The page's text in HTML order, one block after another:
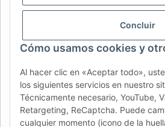
Concluir
Cómo usamos cookies y
Al hacer clic en «Aceptar todo»,
los siguientes servicios en nuestro
Técnicamente necesario, YouTube,
Retargeting, ReCaptcha. Puede
cualquier momento (icono de la
CZ
RO HR